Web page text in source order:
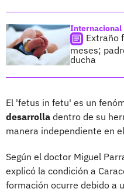
Internacional
Extraño
meses;
ducha
El 'fetus in fetu' es un
desarrolla dentro de su
manera independiente en
Según el doctor Miguel
explicó la condición a
formación ocurre debido a